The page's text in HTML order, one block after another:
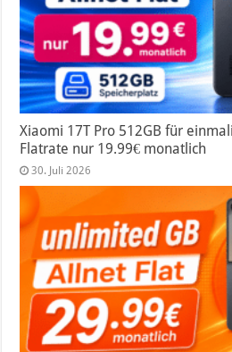
Xiaomi 17T Pro 512GB für
Flatrate nur 19.99€ monatlich
30. Juli 2026